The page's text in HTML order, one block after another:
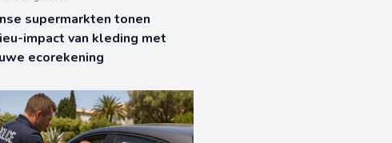
supermarkten tonen
impact van kleding met
ecorekening